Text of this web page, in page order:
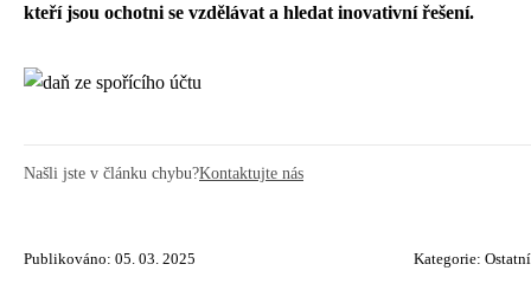
kteří jsou ochotni se vzdělávat a hledat inovativní řešení.
Našli jste v článku chybu?Kontaktujte nás
Publikováno: 05. 03. 2025 Kategorie: Ostatní